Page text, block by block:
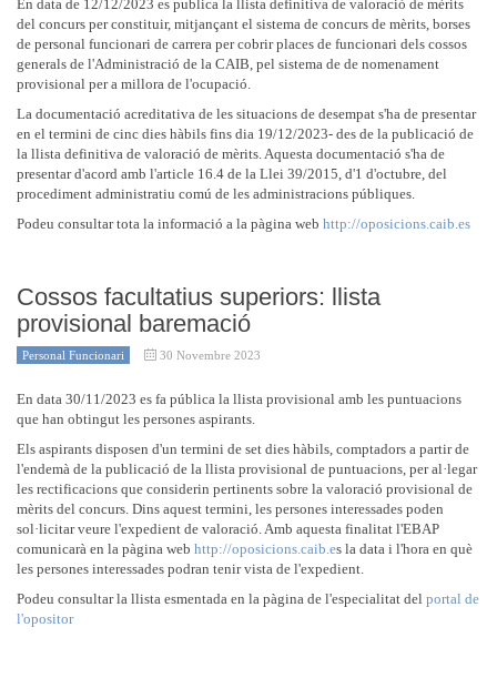
En data de 12/12/2023 es publica la llista definitiva de valoració de mèrits
del concurs per constituir, mitjançant el sistema de concurs de mèrits, borses
de personal funcionari de carrera per cobrir places de funcionari dels cossos
generals de l'Administració de la CAIB, pel sistema de de nomenament
provisional per a millora de l'ocupació.
La documentació acreditativa de les situacions de desempat s'ha de presentar
en el termini de cinc dies hàbils fins dia 19/12/2023- des de la publicació de
la llista definitiva de valoració de mèrits. Aquesta documentació s'ha de
presentar d'acord amb l'article 16.4 de la Llei 39/2015, d'1 d'octubre, del
procediment administratiu comú de les administracions públiques.
Podeu consultar tota la informació a la pàgina web http://oposicions.caib.es
Cossos facultatius superiors: llista
provisional baremació
Personal Funcionari 30 Novembre 2023
En data 30/11/2023 es fa pública la llista provisional amb les puntuacions
que han obtingut les persones aspirants.
Els aspirants disposen d'un termini de set dies hàbils, comptadors a partir de
l'endemà de la publicació de la llista provisional de puntuacions, per al·legar
les rectificacions que considerin pertinents sobre la valoració provisional de
mèrits del concurs. Dins aquest termini, les persones interessades poden
sol·licitar veure l'expedient de valoració. Amb aquesta finalitat l'EBAP
comunicarà en la pàgina web http://oposicions.caib.es la data i l'hora en què
les persones interessades podran tenir vista de l'expedient.
Podeu consultar la llista esmentada en la pàgina de l'especialitat del portal de
l'opositor